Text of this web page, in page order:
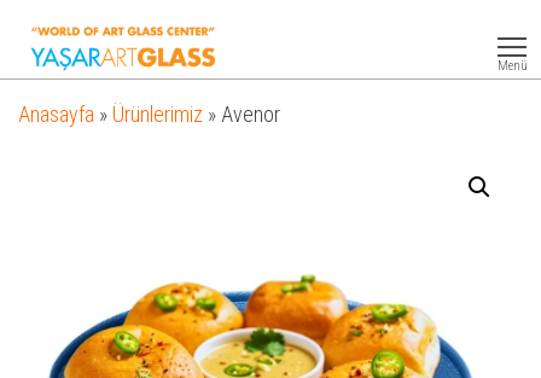
Glass
Menü
Anasayfa » Ürünlerimiz » Avenor